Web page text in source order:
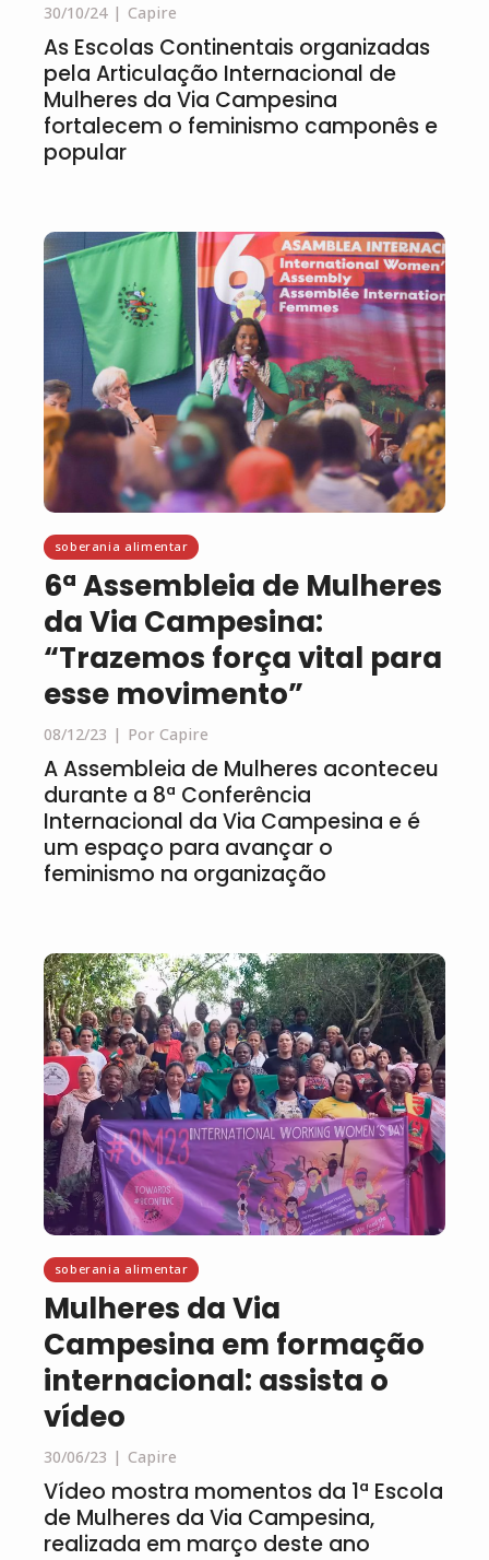
30/10/24 Capire
As Escolas Continentais organizadas
pela Articulação Internacional de
Mulheres da Via Campesina
fortalecem o feminismo camponês e
popular
soberania alimentar
6ª Assembleia de Mulheres
da Via Campesina:
“Trazemos força vital para
esse movimento”
08/12/23 Por Capire
A Assembleia de Mulheres aconteceu
durante a 8ª Conferência
Internacional da Via Campesina e é
um espaço para avançar o
feminismo na organização
soberania alimentar
Mulheres da Via
Campesina em formação
internacional: assista o
vídeo
30/06/23 Capire
Vídeo mostra momentos da 1ª Escola
de Mulheres da Via Campesina,
realizada em março deste ano